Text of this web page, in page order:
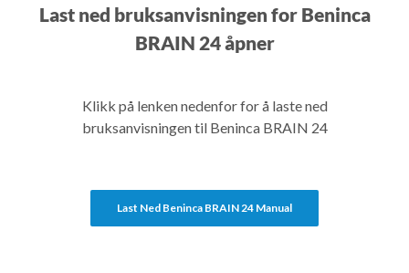
Last ned bruksanvisningen for Beninca
BRAIN 24 åpner
Klikk på lenken nedenfor for å laste ned
bruksanvisningen til Beninca BRAIN 24
Last Ned Beninca BRAIN 24 Manual